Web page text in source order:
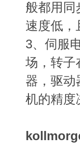
般都用同
速度低，
3、伺服
场，转子
器，驱动
机的精度